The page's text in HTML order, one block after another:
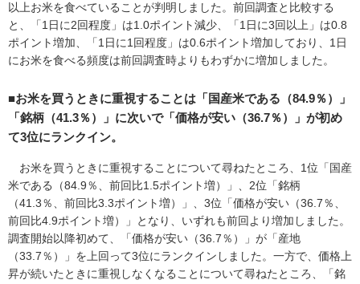
す
タ
情
し
す
以上お米を食べていることが判明しました。前回調査と比較する
と、「1日に2回程度」は1.0ポイント減少、「1日に3回以上」は0.8
ポイント増加、「1日に1回程度」は0.6ポイント増加しており、1日
にお米を食べる頻度は前回調査時よりもわずかに増加しました。
■お米を買うときに重視することは「国産米である（84.9％）」
「銘柄（41.3％）」に次いで「価格が安い（36.7％）」が初め
て3位にランクイン。
お米を買うときに重視することについて尋ねたところ、1位「国産
米である（84.9％、前回比1.5ポイント増）」、2位「銘柄
（41.3％、前回比3.3ポイント増）」、3位「価格が安い（36.7％、
前回比4.9ポイント増）」となり、いずれも前回より増加しました。
調査開始以降初めて、「価格が安い（36.7％）」が「産地
（33.7％）」を上回って3位にランクインしました。一方で、価格上
昇が続いたときに重視しなくなることについて尋ねたところ、「銘